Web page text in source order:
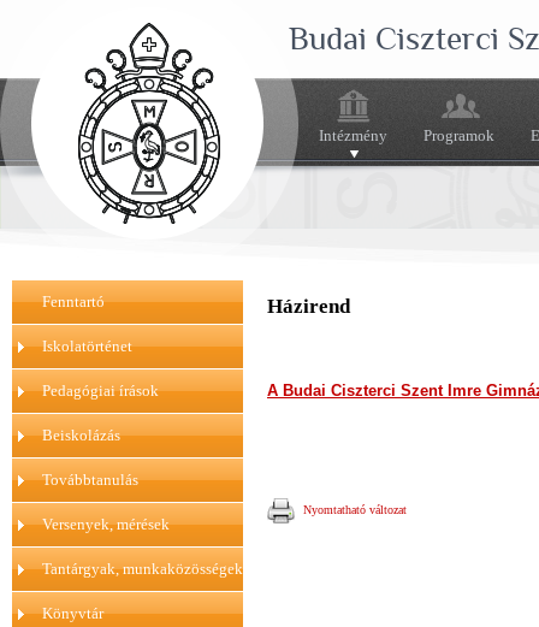
Budai Ciszterci
Intézmény Programok
Fenntartó
Iskolatörténet
Pedagógiai írások
Beiskolázás
Továbbtanulás
Versenyek, mérések
Tantárgyak, munkaközösségek
Könyvtár
Házirend
A Budai Ciszterci Szent Imre
Nyomtatható változat